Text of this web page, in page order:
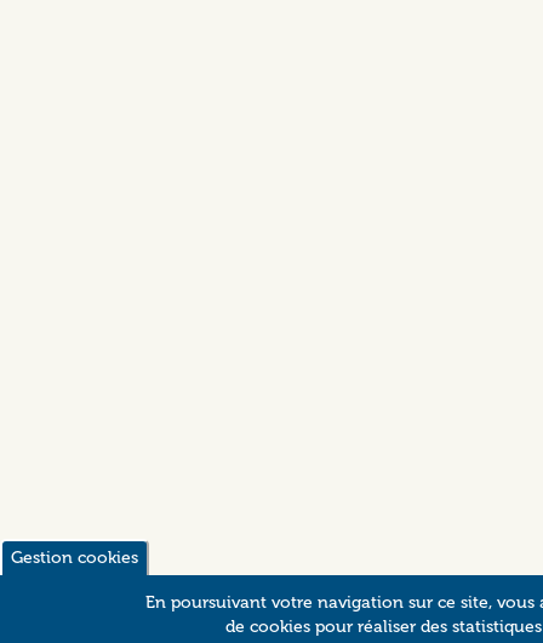
Gestion cookies
En poursuivant votre navigation sur ce site, vous
de cookies pour réaliser des